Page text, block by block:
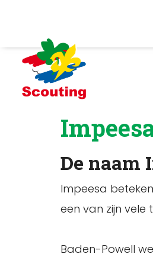
De naam
Impeesa
een van zijn
Baden-Powell